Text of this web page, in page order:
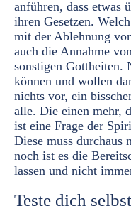
anführen, dass etwas
ihren Gesetzen.
mit der Ablehnung
auch die Annahme
sonstigen Gottheiten.
können und wollen
nichts vor, ein
alle. Die einen mehr,
ist eine Frage der
Diese muss
noch ist es die
lassen und nicht
Teste dich